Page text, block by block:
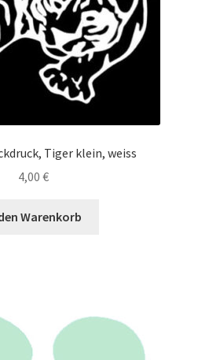
Tiger klein, weiss
4,00 €
Warenkorb